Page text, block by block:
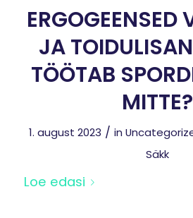
ERGOGEENSED
JA
TÖÖTAB
MITTE?
1. august 2023 / in
Säkk
Loe edasi